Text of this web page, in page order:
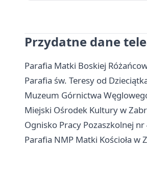
Przydatne dane
Parafia Matki Boskiej
Parafia św. Teresy od
Muzeum Górnictwa
Miejski Ośrodek Kultury w
Ognisko Pracy Pozaszkolnej
Parafia NMP Matki Kościoła